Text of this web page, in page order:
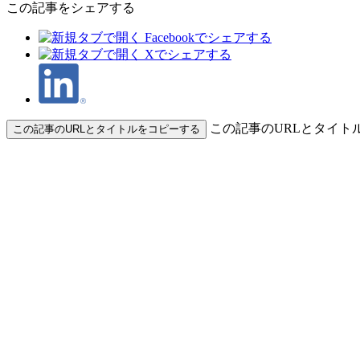
この記事をシェアする
この記事のURLとタイトルをコピーする この記事のURLとタイト